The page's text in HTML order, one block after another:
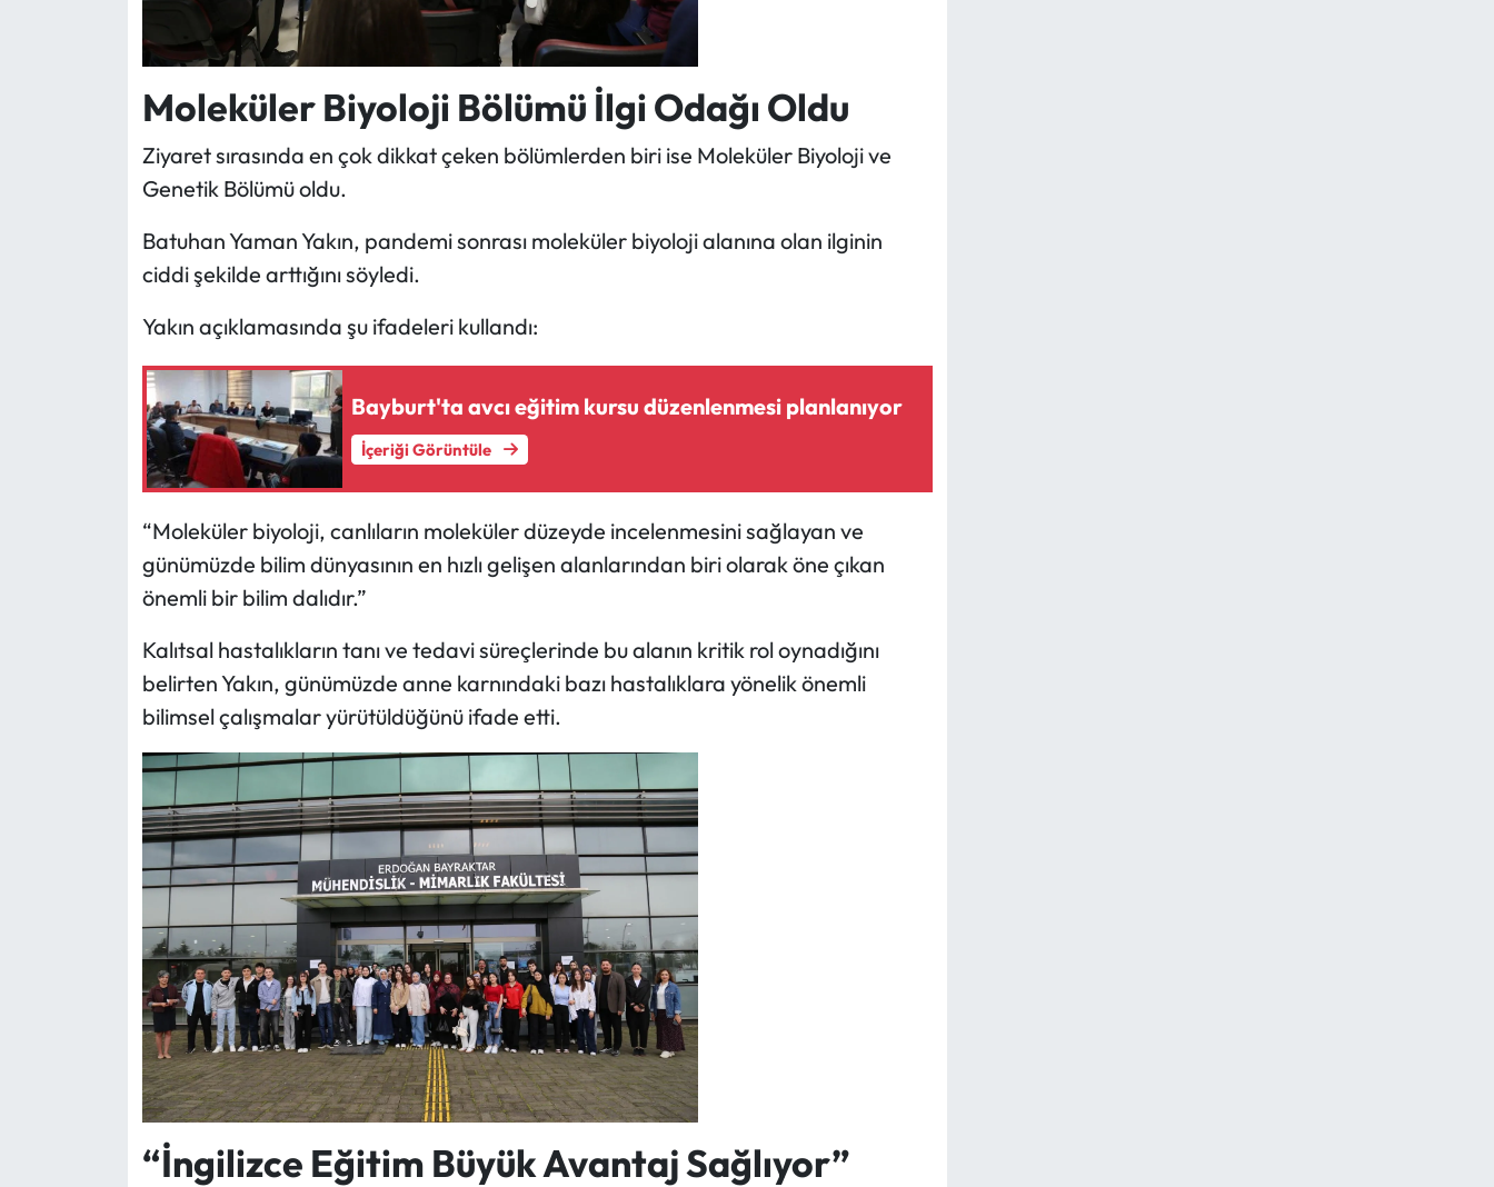
Moleküler Biyoloji Bölümü İlgi Odağı Oldu
Ziyaret sırasında en çok dikkat çeken bölümlerden biri ise Moleküler Biyoloji ve
Genetik Bölümü oldu.
Batuhan Yaman Yakın, pandemi sonrası moleküler biyoloji alanına olan ilginin
ciddi şekilde arttığını söyledi.
Yakın açıklamasında şu ifadeleri kullandı:
Bayburt'ta avcı eğitim kursu düzenlenmesi planlanıyor
İçeriği Görüntüle
“Moleküler biyoloji, canlıların moleküler düzeyde incelenmesini sağlayan ve
günümüzde bilim dünyasının en hızlı gelişen alanlarından biri olarak öne çıkan
önemli bir bilim dalıdır.”
Kalıtsal hastalıkların tanı ve tedavi süreçlerinde bu alanın kritik rol oynadığını
belirten Yakın, günümüzde anne karnındaki bazı hastalıklara yönelik önemli
bilimsel çalışmalar yürütüldüğünü ifade etti.
“İngilizce Eğitim Büyük Avantaj Sağlıyor”